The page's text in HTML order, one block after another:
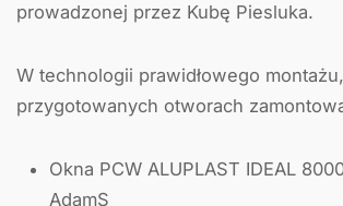
prowadzonej przez Kubę Piesluka.
W technologii prawidłowego
przygotowanych otworach
Okna PCW ALUPLAST IDEAL
AdamS